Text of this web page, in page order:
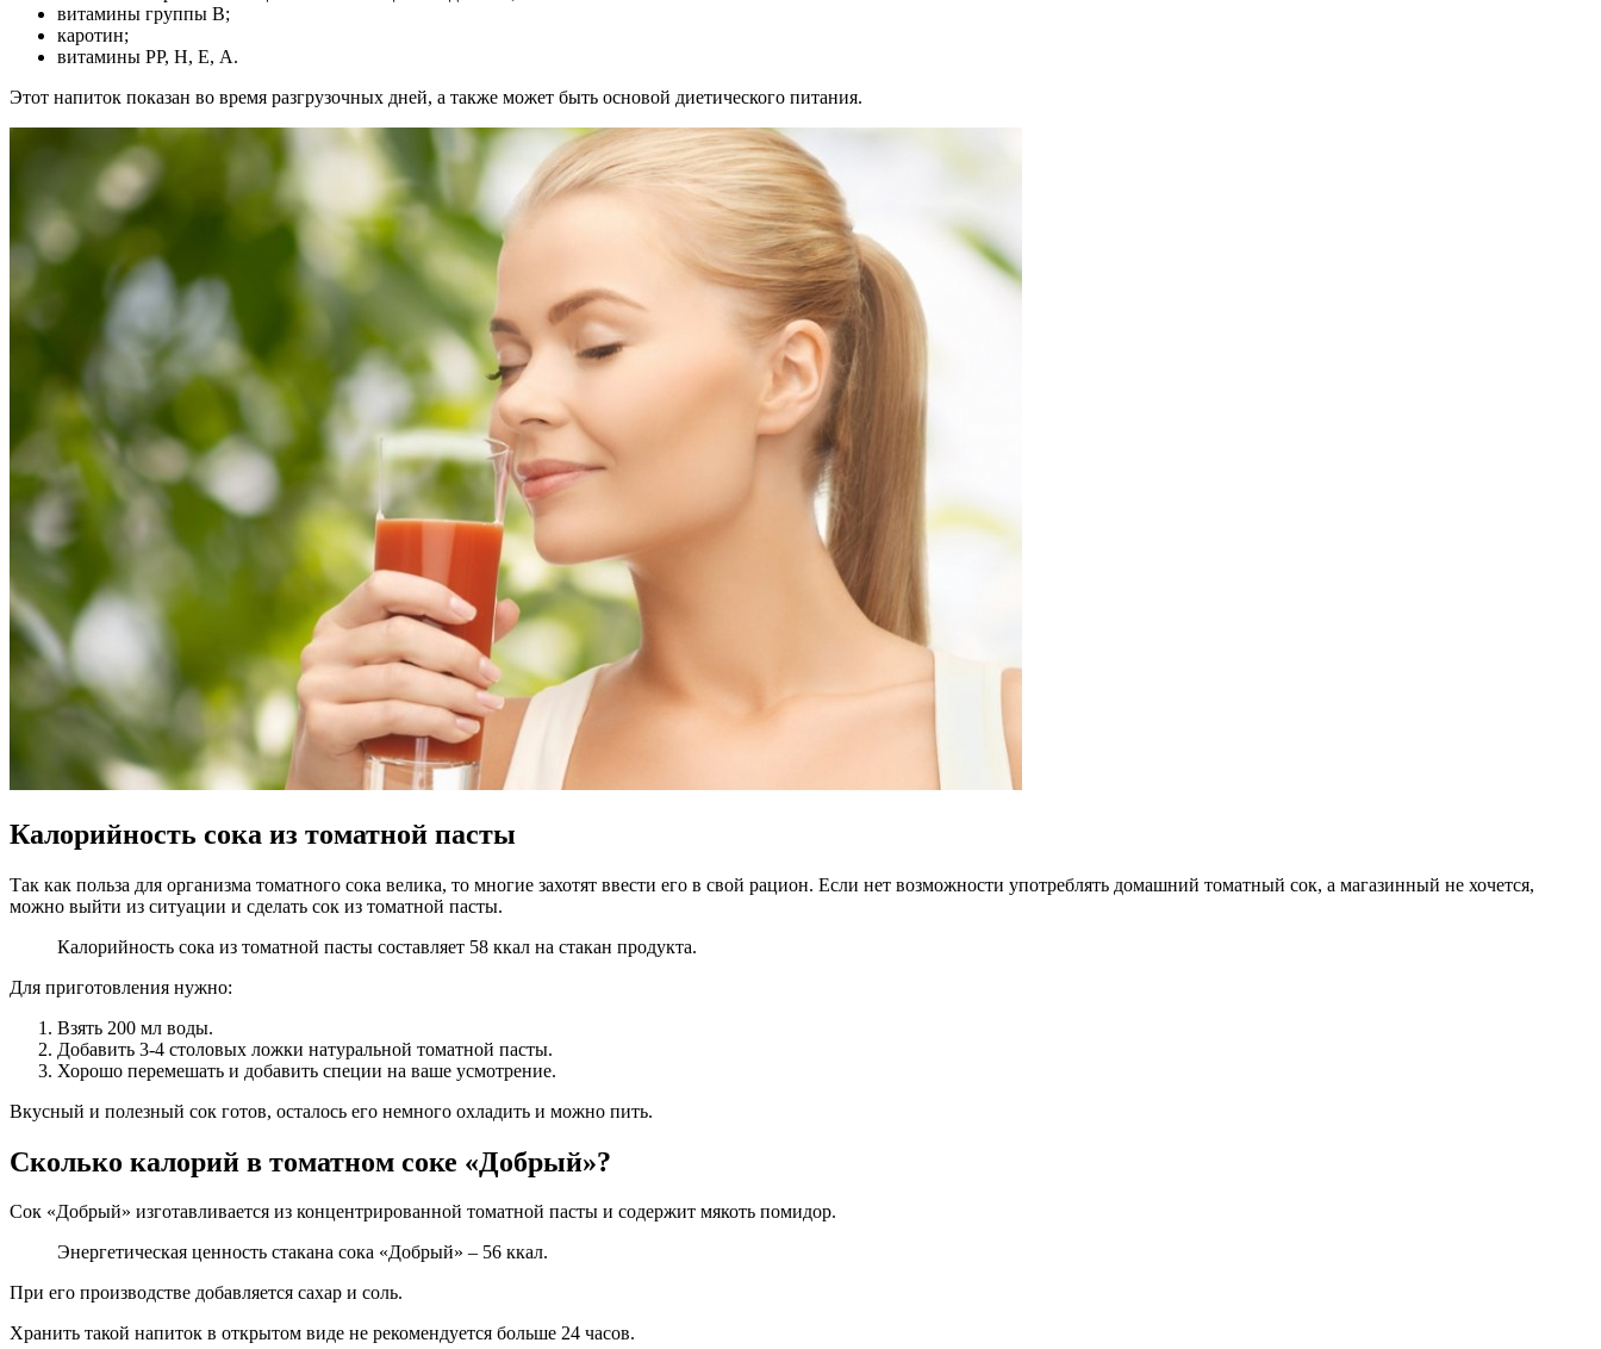
витамины группы В;
каротин;
витамины РР, Н, Е, А.
Этот напиток показан во время разгрузочных дней, а также может быть основой диетического питания.
Калорийность сока из томатной пасты
Так как польза для организма томатного сока велика, то многие захотят ввести его в свой рацион. Если нет возможности употреблять домашний томатный сок, а магазинный не хочется,
можно выйти из ситуации и сделать сок из томатной пасты.
Калорийность сока из томатной пасты составляет 58 ккал на стакан продукта.
Для приготовления нужно:
Взять 200 мл воды.
Добавить 3-4 столовых ложки натуральной томатной пасты.
Хорошо перемешать и добавить специи на ваше усмотрение.
Вкусный и полезный сок готов, осталось его немного охладить и можно пить.
Сколько калорий в томатном соке «Добрый»?
Сок «Добрый» изготавливается из концентрированной томатной пасты и содержит мякоть помидор.
Энергетическая ценность стакана сока «Добрый» – 56 ккал.
При его производстве добавляется сахар и соль.
Хранить такой напиток в открытом виде не рекомендуется больше 24 часов.